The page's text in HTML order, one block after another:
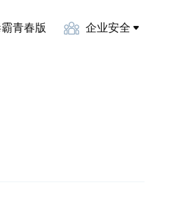
青春版 企业安全